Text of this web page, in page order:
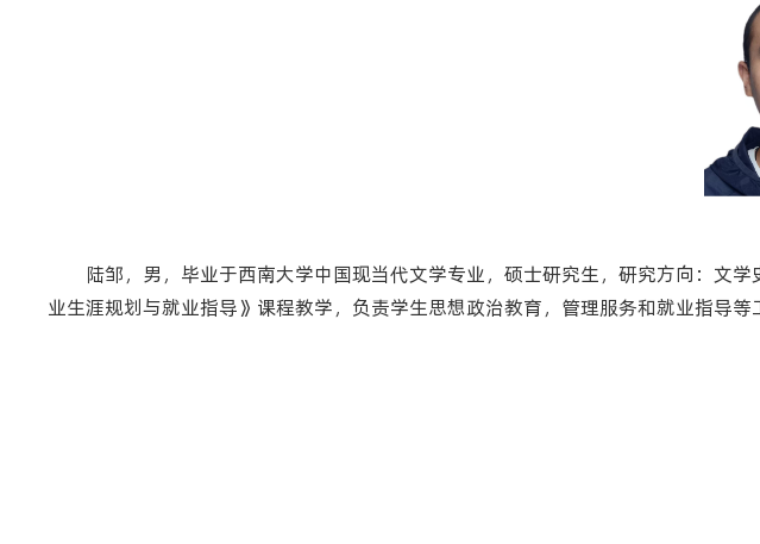
陆邹，男，毕业于西南大学中国现当代文学专业，硕士研究生，研究方向：文
业生涯规划与就业指导》课程教学，负责学生思想政治教育，管理服务和就业指导等